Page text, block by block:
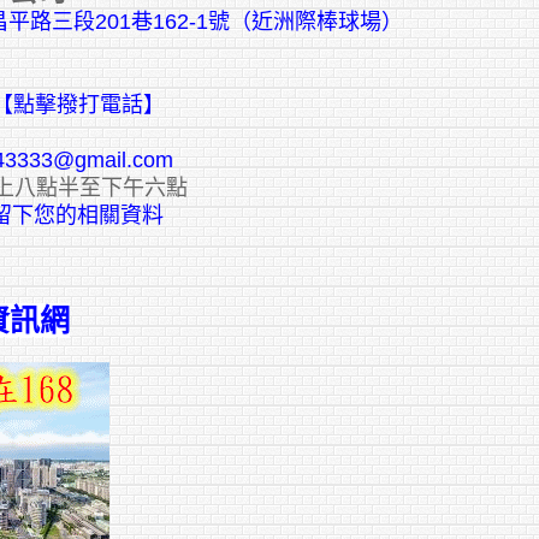
路三段201巷162-1號（近洲際棒球場）
點擊撥打電話】
八點半至下午六點
下您的相關資料
網